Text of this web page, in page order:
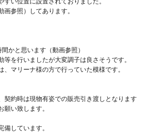
画参照）してあります。
かと思います（動画参照）
等を行いましたが大変調子は良さそうです。
、マリーナ様の方で行っていた模様です。
契約時は現物有姿での販売引き渡しとなります
願い致します。
しています。